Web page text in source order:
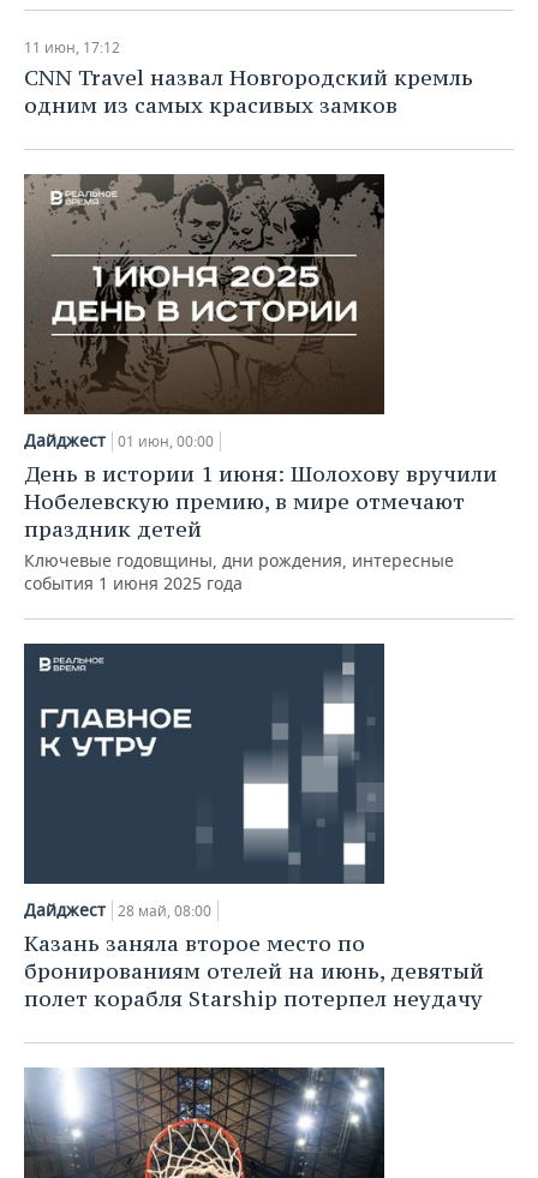
11 июн, 17:12
CNN Travel назвал Новгородский кремль
одним из самых красивых замков
Дайджест 01 июн, 00:00
День в истории 1 июня: Шолохову вручили
Нобелевскую премию, в мире отмечают
праздник детей
Ключевые годовщины, дни рождения, интересные
события 1 июня 2025 года
Дайджест 28 май, 08:00
Казань заняла второе место по
бронированиям отелей на июнь, девятый
полет корабля Starship потерпел неудачу